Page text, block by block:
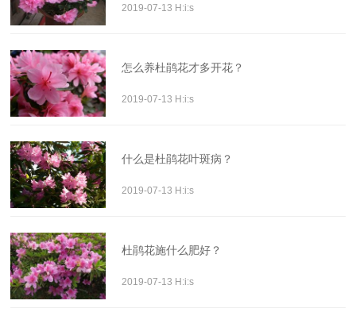
2019-07-13 H:i:s
怎么养杜鹃花才多开花？
2019-07-13 H:i:s
什么是杜鹃花叶斑病？
2019-07-13 H:i:s
杜鹃花施什么肥好？
2019-07-13 H:i:s